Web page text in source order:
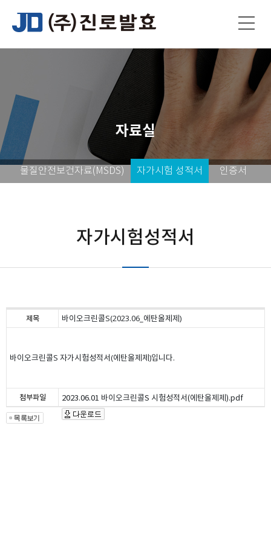
자료실
물질안전보건자료(MSDS) 자가시험 성적서 인증서
자가시험성적서
제목 바이오크린콜S(2023.06_에탄올제제)
바이오크린콜S 자가시험성적서(에탄올제제)입니다.
첨부파일 2023.06.01 바이오크린콜S 시험성적서(에탄올제제).pdf